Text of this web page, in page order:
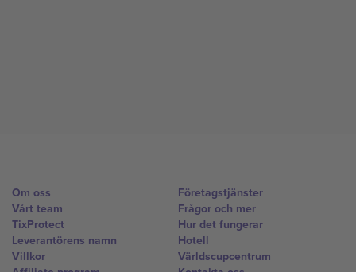
Om oss
Vårt team
TixProtect
Leverantörens namn
Villkor
Företagstjänster
Frågor och mer
Hur det fungerar
Hotell
Världscupcentrum